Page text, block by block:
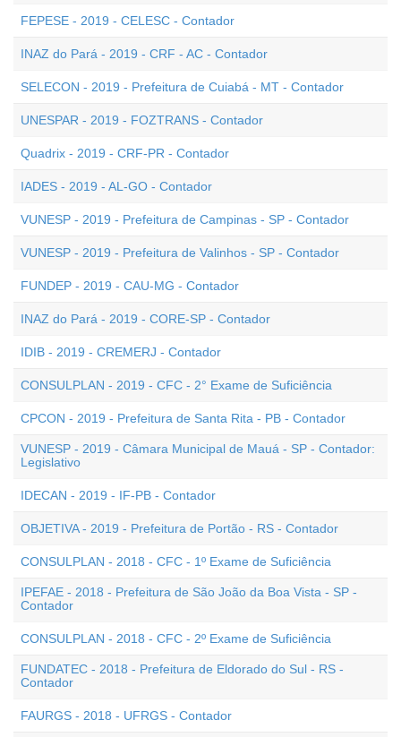
FEPESE - 2019 - CELESC - Contador
INAZ do Pará - 2019 - CRF - AC - Contador
SELECON - 2019 - Prefeitura de Cuiabá - MT - Contador
UNESPAR - 2019 - FOZTRANS - Contador
Quadrix - 2019 - CRF-PR - Contador
IADES - 2019 - AL-GO - Contador
VUNESP - 2019 - Prefeitura de Campinas - SP - Contador
VUNESP - 2019 - Prefeitura de Valinhos - SP - Contador
FUNDEP - 2019 - CAU-MG - Contador
INAZ do Pará - 2019 - CORE-SP - Contador
IDIB - 2019 - CREMERJ - Contador
CONSULPLAN - 2019 - CFC - 2° Exame de Suficiência
CPCON - 2019 - Prefeitura de Santa Rita - PB - Contador
VUNESP - 2019 - Câmara Municipal de Mauá - SP - Contador:
Legislativo
IDECAN - 2019 - IF-PB - Contador
OBJETIVA - 2019 - Prefeitura de Portão - RS - Contador
CONSULPLAN - 2018 - CFC - 1º Exame de Suficiência
IPEFAE - 2018 - Prefeitura de São João da Boa Vista - SP -
Contador
CONSULPLAN - 2018 - CFC - 2º Exame de Suficiência
FUNDATEC - 2018 - Prefeitura de Eldorado do Sul - RS -
Contador
FAURGS - 2018 - UFRGS - Contador